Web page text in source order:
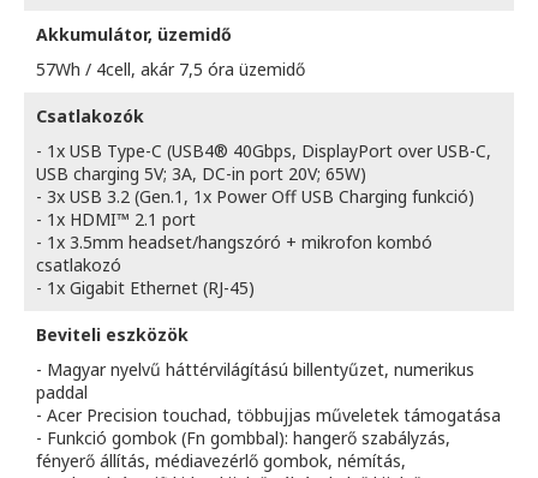
Akkumulátor, üzemidő
57Wh / 4cell, akár 7,5 óra üzemidő
Csatlakozók
- 1x USB Type-C (USB4® 40Gbps, DisplayPort over USB-C,
USB charging 5V; 3A, DC-in port 20V; 65W)
- 3x USB 3.2 (Gen.1, 1x Power Off USB Charging funkció)
- 1x HDMI™ 2.1 port
- 1x 3.5mm headset/hangszóró + mikrofon kombó
csatlakozó
- 1x Gigabit Ethernet (RJ-45)
Beviteli eszközök
- Magyar nyelvű háttérvilágítású billentyűzet, numerikus
paddal
- Acer Precision touchad, többujjas műveletek támogatása
- Funkció gombok (Fn gombbal): hangerő szabályzás,
fényerő állítás, médiavezérlő gombok, némítás,